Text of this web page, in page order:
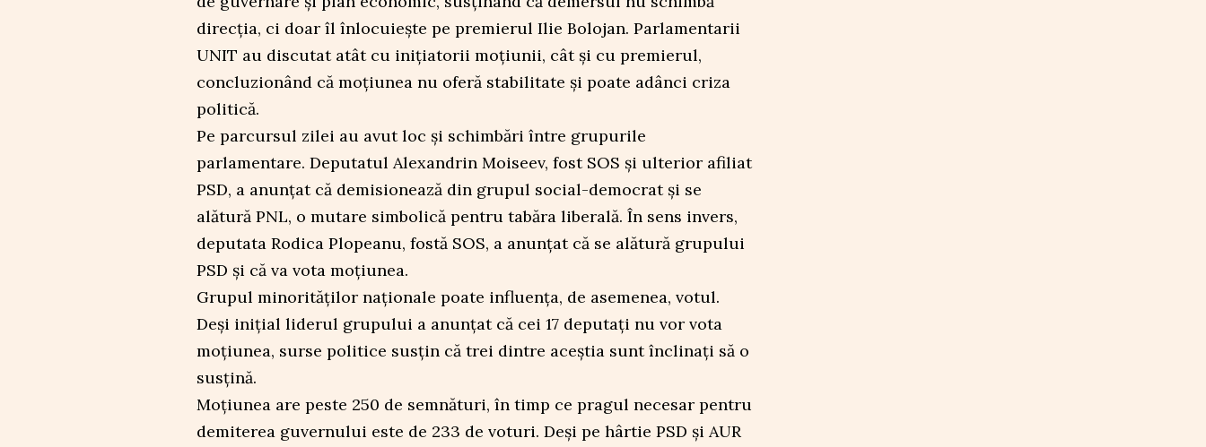
direcția, ci doar îl înlocuiește pe premierul Ilie Bolojan. Parlamentarii
UNIT au discutat atât cu inițiatorii moțiunii, cât și cu premierul,
concluzionând că moțiunea nu oferă stabilitate și poate adânci criza
politică.
Pe parcursul zilei au avut loc și schimbări între grupurile
parlamentare. Deputatul Alexandrin Moiseev, fost SOS și ulterior afiliat
PSD, a anunțat că demisionează din grupul social-democrat și se
alătură PNL, o mutare simbolică pentru tabăra liberală. În sens invers,
deputata Rodica Plopeanu, fostă SOS, a anunțat că se alătură grupului
PSD și că va vota moțiunea.
Grupul minorităților naționale poate influența, de asemenea, votul.
Deși inițial liderul grupului a anunțat că cei 17 deputați nu vor vota
moțiunea, surse politice susțin că trei dintre aceștia sunt înclinați să o
susțină.
Moțiunea are peste 250 de semnături, în timp ce pragul necesar pentru
demiterea guvernului este de 233 de voturi. Deși pe hârtie PSD și AUR